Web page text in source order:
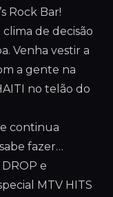
Rock Bar!
clima de decisão
Venha vestir a
a gente na
no telão do
continua
fazer…
e
MTV HITS